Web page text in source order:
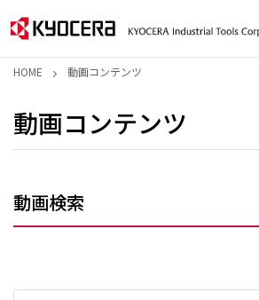
HOME 動画コンテンツ
動画コンテンツ
動画検索